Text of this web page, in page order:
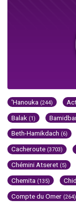
'Hanouka (244)
Balak (1)
Beth-Hamikdach (6)
Cacheroute (3703)
Chémini Atseret (5)
Chemita (135)
Compte du Omer (264)